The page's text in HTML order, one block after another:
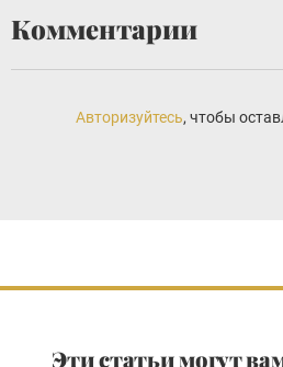
Комментарии
Авторизуйтесь, чтобы
Эти статьи могут